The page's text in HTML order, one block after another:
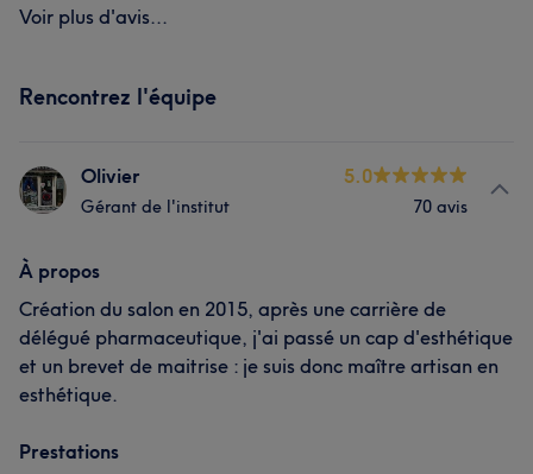
Voir plus d'avis...
Rencontrez l'équipe
Olivier
Gérant de l'institut
5.0
70 avis
À propos
Création du salon en 2015, après une carrière de
délégué pharmaceutique, j'ai passé un cap d'esthétique
et un brevet de maitrise : je suis donc maître artisan en
esthétique.
Prestations